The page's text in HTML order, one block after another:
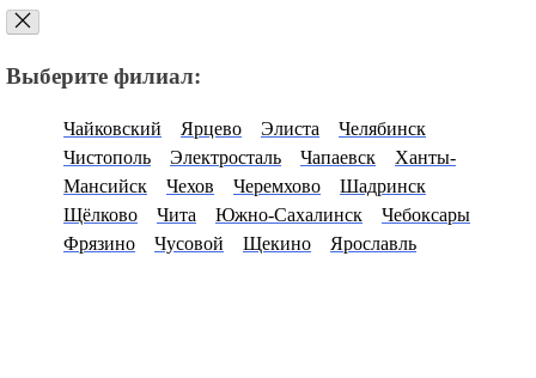
Выберите филиал:
Чайковский Ярцево Элиста
Челябинск
Чистополь
Электросталь Чапаевск
Ханты-
Мансийск
Чехов Черемхово
Шадринск
Щёлково
Чита Южно-Сахалинск
Чебоксары
Фрязино
Чусовой Щекино Ярославль